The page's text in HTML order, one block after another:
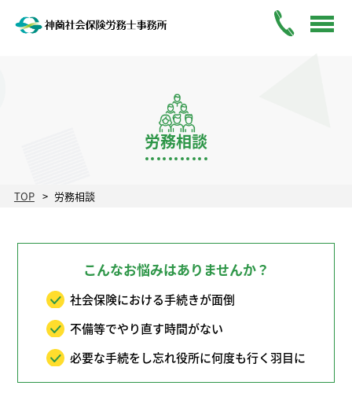
労務相談
TOP 労務相談
こんなお悩みはありませんか？
社会保険における手続きが面倒
不備等でやり直す時間がない
必要な手続をし忘れ役所に何度も行く羽目に